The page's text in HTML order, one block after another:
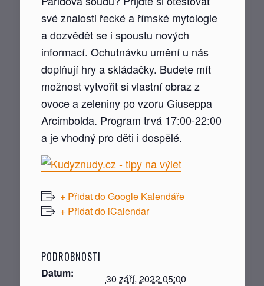
své znalosti řecké a římské mytologie
a dozvědět se i spoustu nových
informací. Ochutnávku umění u nás
doplňují hry a skládačky. Budete mít
možnost vytvořit si vlastní obraz z
ovoce a zeleniny po vzoru Giuseppa
Arcimbolda. Program trvá 17:00-22:00
a je vhodný pro děti i dospělé.
+ Přidat do Google Kalendáře
+ Přidat do iCalendar
PODROBNOSTI
Datum:
30 září, 2022 05:00